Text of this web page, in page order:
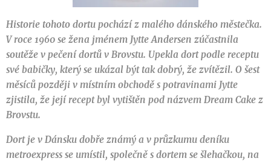
Historie tohoto dortu pochází z malého dánského městečka.
V roce 1960 se žena jménem Jytte Andersen zúčastnila
soutěže v pečení dortů v Brovstu. Upekla dort podle receptu
své babičky, který se ukázal být tak dobrý, že zvítězil. O šest
měsíců později v místním obchodě s potravinami Jytte
zjistila, že její recept byl vytištěn pod názvem Dream Cake z
Brovstu.
Dort je v Dánsku dobře známý a v průzkumu deníku
metroexpress se umístil, společně s dortem se šlehačkou, na